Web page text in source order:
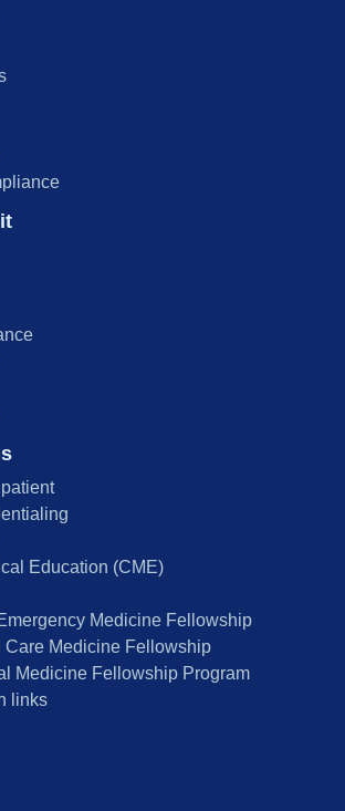
Education (CME)
Medicine Fellowship
Care Medicine Fellowship
Medicine Fellowship Program
links